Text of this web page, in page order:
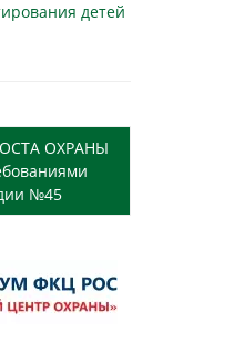
детей
ОХРАНЫ
№45